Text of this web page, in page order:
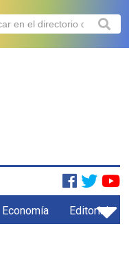
Economía Editorial